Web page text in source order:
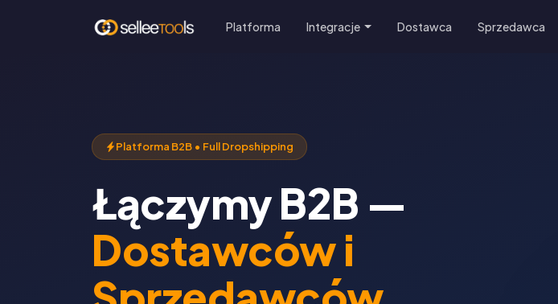
Platforma Integracje Dostawca Sprzedawca
Platforma B2B • Full Dropshipping
Łączymy B2B —
Dostawców i